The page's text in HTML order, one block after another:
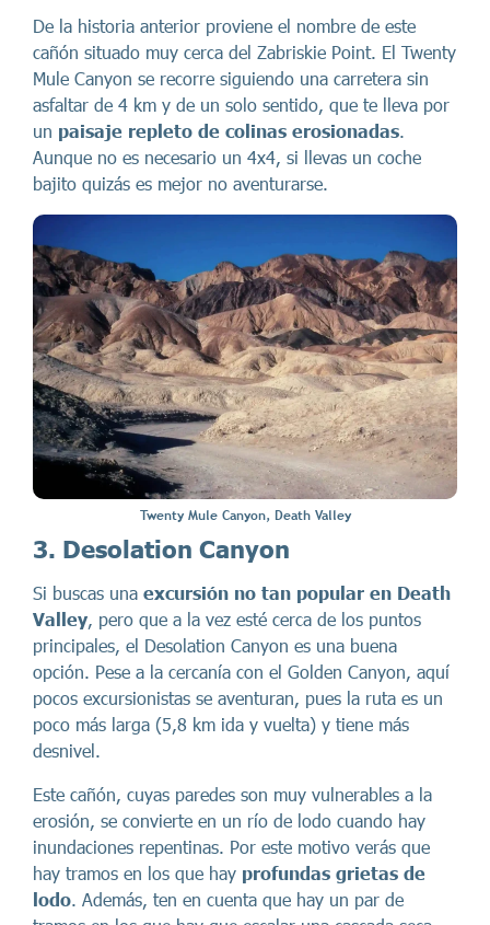
De la historia anterior proviene el nombre de este
cañón situado muy cerca del Zabriskie Point. El Twenty
Mule Canyon se recorre siguiendo una carretera sin
asfaltar de 4 km y de un solo sentido, que te lleva por
un paisaje repleto de colinas erosionadas.
Aunque no es necesario un 4x4, si llevas un coche
bajito quizás es mejor no aventurarse.
Twenty Mule Canyon, Death Valley
3. Desolation Canyon
Si buscas una excursión no tan popular en Death
Valley, pero que a la vez esté cerca de los puntos
principales, el Desolation Canyon es una buena
opción. Pese a la cercanía con el Golden Canyon, aquí
pocos excursionistas se aventuran, pues la ruta es un
poco más larga (5,8 km ida y vuelta) y tiene más
desnivel.
Este cañón, cuyas paredes son muy vulnerables a la
erosión, se convierte en un río de lodo cuando hay
inundaciones repentinas. Por este motivo verás que
hay tramos en los que hay profundas grietas de
lodo. Además, ten en cuenta que hay un par de